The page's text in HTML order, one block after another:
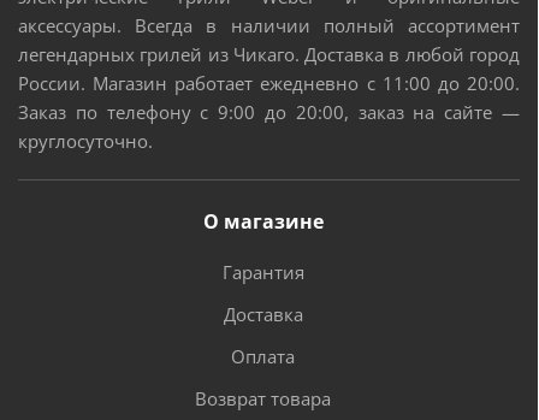
аксессуары. Всегда в наличии полный ассортимент
легендарных грилей из Чикаго. Доставка в любой город
России. Магазин работает ежедневно с 11:00 до 20:00.
Заказ по телефону с 9:00 до 20:00, заказ на сайте —
круглосуточно.
О магазине
Гарантия
Доставка
Оплата
Возврат товара